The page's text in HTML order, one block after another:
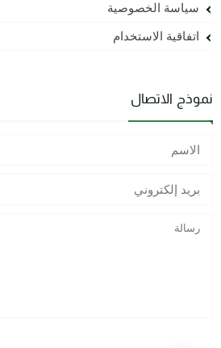
سياسة الخصوصية
اتفاقية الاستخدام
نموذج الاتصال